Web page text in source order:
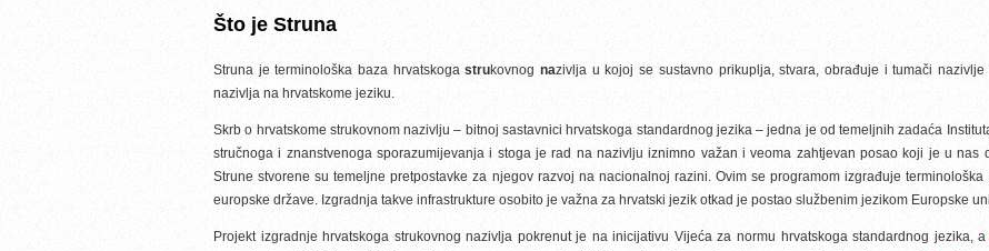
Što je Struna
Struna je terminološka baza hrvatskogastrukovnognazivlja u kojoj se sustavno prikuplja, stvara, obrađuje i tumači
nazivlja na hrvatskome jeziku.
Skrb o hrvatskome strukovnom nazivlju – bitnoj sastavnici hrvatskoga standardnog jezika – jedna je od temeljnih zadaća
stručnoga i znanstvenoga sporazumijevanja i stoga je rad na nazivlju iznimno važan i veoma zahtjevan posao koji je u nas
Strune stvorene su temeljne pretpostavke za njegov razvoj na nacionalnoj razini. Ovim se programom izgrađuje
europske države. Izgradnja takve infrastrukture osobito je važna za hrvatski jezik otkad je postao službenim jezikom Europske
Projekt izgradnje hrvatskoga strukovnog nazivlja pokrenut je na inicijativu Vijeća za normu hrvatskoga standardnog jezika, a